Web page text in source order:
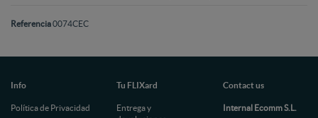
Referencia0074CEC
Info
Política de Privacidad
Tu FLIXard
Entrega y
Contact us
Internal Ecomm S.L.